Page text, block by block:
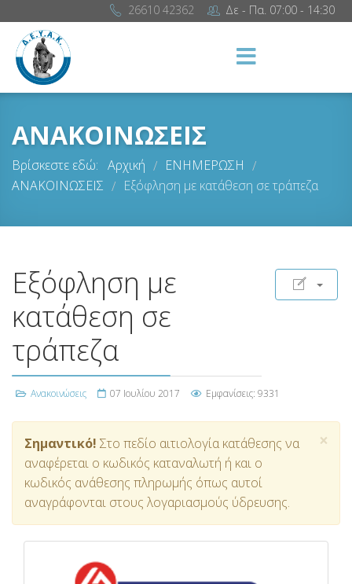
26610 42362 Δε - Πα. 07:00 - 14:30
ΑΝΑΚΟΙΝΩΣΕΙΣ
Βρίσκεστε εδώ: Αρχική / ΕΝΗΜΕΡΩΣΗ /
ΑΝΑΚΟΙΝΩΣΕΙΣ / Εξόφληση με κατάθεση σε τράπεζα
Εξόφληση με
κατάθεση σε
τράπεζα
Ανακοινώσεις 07 Ιουλίου 2017 Εμφανίσεις: 9331
×
Σημαντικό! Στο πεδίο αιτιολογία κατάθεσης να
αναφέρεται ο κωδικός καταναλωτή ή και ο
κωδικός ανάθεσης πληρωμής όπως αυτοί
αναγράφονται στους λογαριασμούς ύδρευσης.